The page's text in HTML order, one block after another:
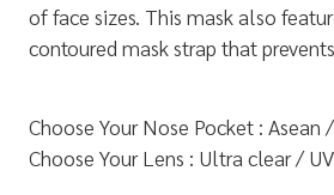
of face sizes. This mask also
contoured mask strap that
Choose Your Nose Pocket : Asean
Choose Your Lens : Ultra clear /